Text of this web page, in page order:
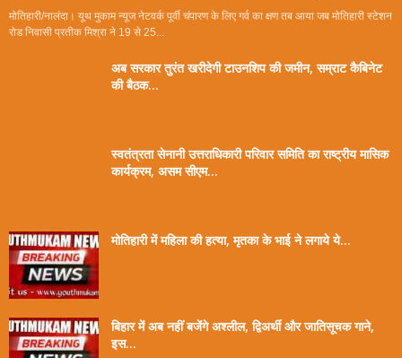
मोतिहारी/नालंदा। यूथ मुकाम न्यूज नेटवर्क पूर्वी चंपारण के लिए गर्व का क्षण तब आया जब मोतिहारी स्टेशन
रोड निवासी प्रतीक मिश्रा ने 19 से 25...
अब सरकार तुरंत खरीदेगी टाउनशिप की जमीन, सम्राट कैबिनेट
की बैठक...
स्वतंत्रता सेनानी उत्तराधिकारी परिवार समिति का राष्ट्रीय मासिक
कार्यक्रम, असम सीएम...
मोतिहारी में महिला की हत्या, मृतका के भाई ने लगाये ये...
बिहार में अब नहीं बजेंगे अश्लील, द्विअर्थी और जातिसूचक गाने,
इस...